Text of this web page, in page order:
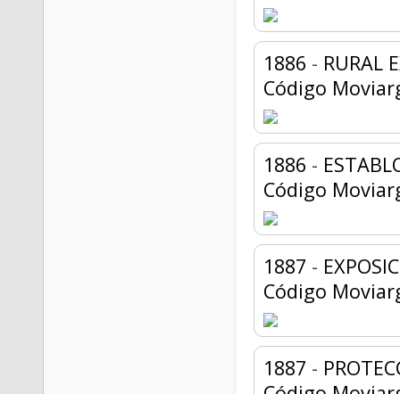
1886 - RURAL
Código
1886 -
Código
1887 -
Código
1887 -